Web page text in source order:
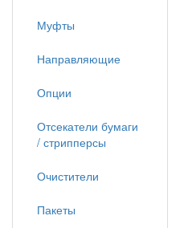
Муфты
Направляющие
Опции
Отсекатели бумаги
/ стрипперсы
Очистители
Пакеты